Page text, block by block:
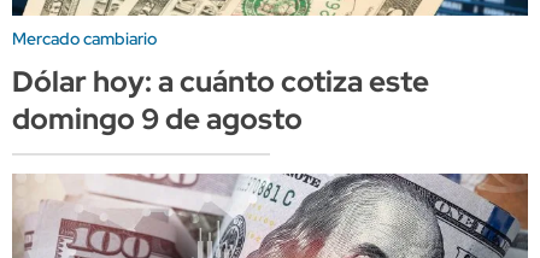
Mercado cambiario
Dólar hoy: a cuánto cotiza este
domingo 9 de agosto